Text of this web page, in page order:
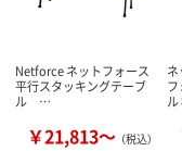
Netforce ネットフォース
平行スタッキングテーブ
ル …
￥21,813～ （税込）
ル